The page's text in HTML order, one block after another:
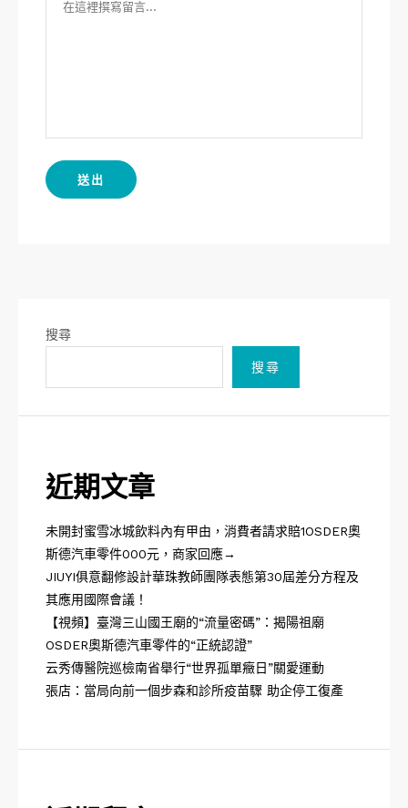
搜尋
搜尋
近期文章
未開封蜜雪冰城飲料內有甲由，消費者請求賠1OSDER奧
斯德汽車零件000元，商家回應→
JIUYI俱意翻修設計華珠教師團隊表態第30屆差分方程及
其應用國際會議！
【視頻】臺灣三山國王廟的“流量密碼”：揭陽祖廟
OSDER奧斯德汽車零件的“正統認證”
云秀傳醫院巡檢南省舉行“世界孤單癥日”關愛運動
張店：當局向前一個步森和診所疫苗驟 助企停工復產